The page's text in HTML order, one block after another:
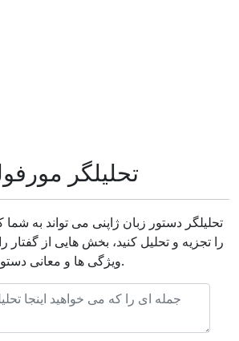
تحلیلگر
تحلیلگر دستور زبان ژاپنی می تواند به
را تجزیه و تحلیل کنید، بخش هایی از گفتار
ویژگی ها و معانی دستوری ژاپنی را درک کنید.